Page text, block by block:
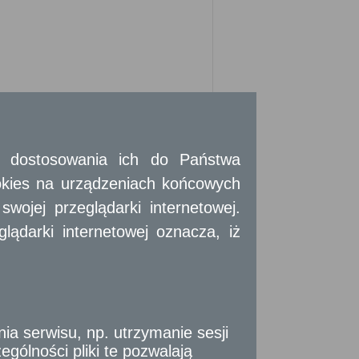
ich do Państwa
na urządzeniach końcowych
przeglądarki internetowej.
internetowej oznacza, iż
serwisu, np. utrzymanie sesji
pliki te pozwalają